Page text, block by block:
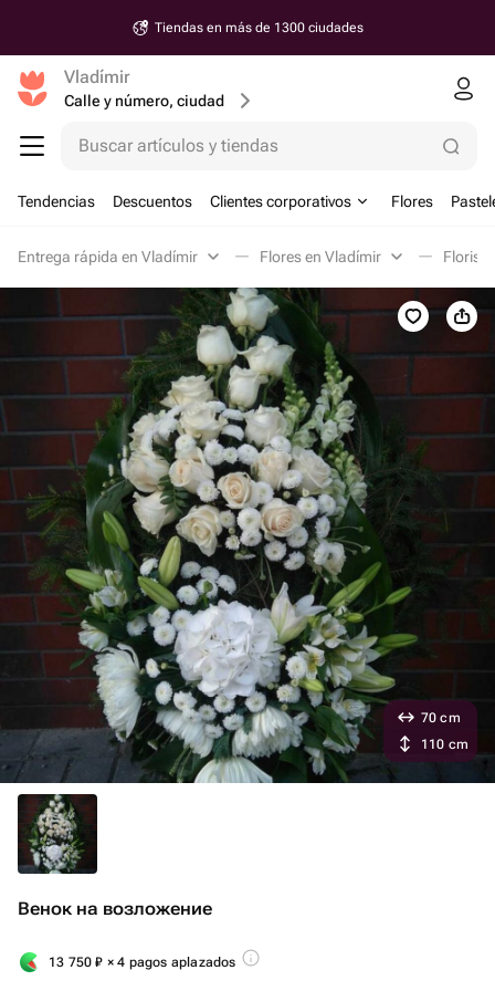
Tiendas en más de 1300 ciudades
Vladímir
Calle y número, ciudad
Buscar artículos y tiendas
Tendencias Descuentos Clientes corporativos Flores
Entrega rápida en Vladímir Flores en Vladímir
Венок на возложение
13 750₽ × 4 pagos aplazados
70 cm
110 cm